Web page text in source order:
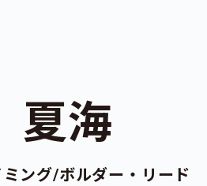
海
ング/ボルダー・リード